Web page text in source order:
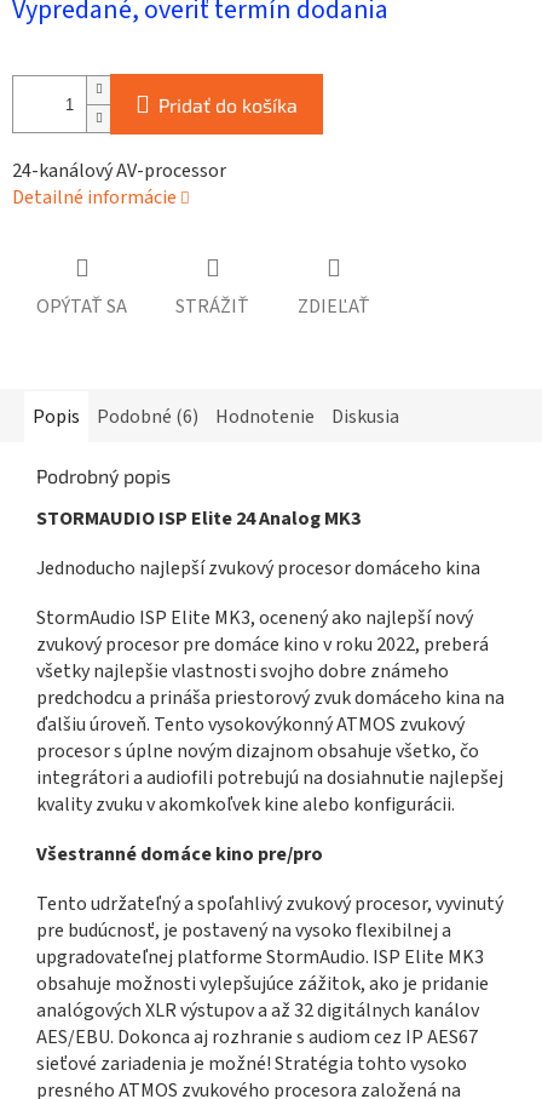
cena:
Vypredané, overiť termín dodania
Pridať do košíka
24-kanálový AV-processor
Detailné informácie
OPÝTAŤ SA STRÁŽIŤ ZDIEĽAŤ
Popis Podobné (6) Hodnotenie Diskusia
Podrobný popis
STORMAUDIO ISP Elite 24 Analog MK3
Jednoducho najlepší zvukový procesor domáceho kina
StormAudio ISP Elite MK3, ocenený ako najlepší nový
zvukový procesor pre domáce kino v roku 2022, preberá
všetky najlepšie vlastnosti svojho dobre známeho
predchodcu a prináša priestorový zvuk domáceho kina na
ďalšiu úroveň. Tento vysokovýkonný ATMOS zvukový
procesor s úplne novým dizajnom obsahuje všetko, čo
integrátori a audiofili potrebujú na dosiahnutie najlepšej
kvality zvuku v akomkoľvek kine alebo konfigurácii.
Všestranné domáce kino pre/pro
Tento udržateľný a spoľahlivý zvukový procesor, vyvinutý
pre budúcnosť, je postavený na vysoko flexibilnej a
upgradovateľnej platforme StormAudio. ISP Elite MK3
obsahuje možnosti vylepšujúce zážitok, ako je pridanie
analógových XLR výstupov a až 32 digitálnych kanálov
AES/EBU. Dokonca aj rozhranie s audiom cez IP AES67
sieťové zariadenia je možné! Stratégia tohto vysoko
presného ATMOS zvukového procesora založená na